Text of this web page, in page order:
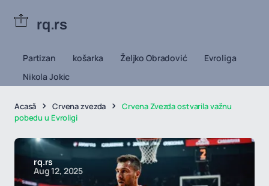
rq.rs
Partizan košarka Željko Obradović
Evroliga
Nikola Jokic
Acasă Crvena zvezda
Crvena Zvezda ostvarila važnu
pobedu u Evroligi
rq.rs
Aug 12, 2025